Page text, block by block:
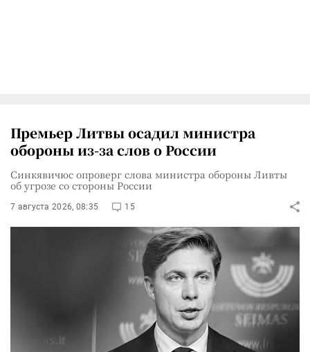
Премьер Литвы осадил министра
обороны из-за слов о России
Синкявичюс опроверг слова министра обороны Ливты
об угрозе со стороны России
7 августа 2026, 08:35 15